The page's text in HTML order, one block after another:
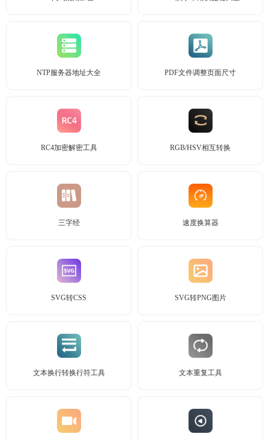
NTP服务器地址大全 PDF文件调整页面尺寸
RC4加密解密工具 RGB/HSV相互转换
三字经 速度换算器
SVG转CSS SVG转PNG图片
文本换行转换行符工具 文本重复工具